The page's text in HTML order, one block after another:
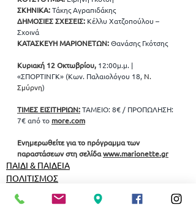
ΣΚΗΝΙΚΑ: Τάκης Αγραπιδάκης
ΔΗΜΟΣΙΕΣ ΣΧΕΣΕΙΣ: Κέλλυ Χατζοπούλου –
Σχοινά
ΚΑΤΑΣΚΕΥΗ ΜΑΡΙΟΝΕΤΩΝ: Θανάσης Γκότσης
Κυριακή 12 Οκτωβρίου, 12:00μ.μ. |
«ΣΠΟΡΤΙΝΓΚ» (Κων. Παλαιολόγου 18, Ν.
Σμύρνη)
ΤΙΜΕΣ ΕΙΣΙΤΗΡΙΩΝ:ΤΑΜΕΙΟ: 8€ / ΠΡΟΠΩΛΗΣΗ:
7€ απότο more.com
Ενημερωθείτε για το πρόγραμμα των
παραστάσεων στη σελίδα www.marionette.gr
ΠΑΙΔΙ & ΠΑΙΔΕΙΑ
ΠΟΛΙΤΙΣΜΟΣ